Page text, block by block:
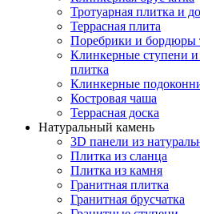
Тротуарная плитка и
Террасная плита
Поребрики и бордюры
Клинкерные ступени и
плитка
Клинкерные
Костровая чаша
Террасная доска
Натуральный камень
3D панели из
Плитка из сланца
Плитка из камня
Гранитная плитка
Гранитная брусчатка